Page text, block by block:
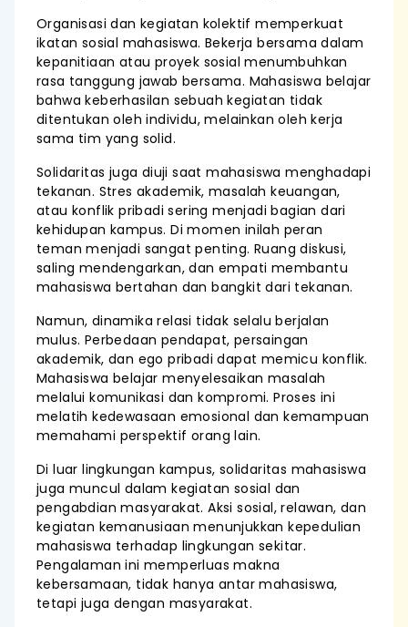
Organisasi dan kegiatan kolektif memperkuat
ikatan sosial mahasiswa. Bekerja bersama dalam
kepanitiaan atau proyek sosial menumbuhkan
rasa tanggung jawab bersama. Mahasiswa belajar
bahwa keberhasilan sebuah kegiatan tidak
ditentukan oleh individu, melainkan oleh kerja
sama tim yang solid.
Solidaritas juga diuji saat mahasiswa menghadapi
tekanan. Stres akademik, masalah keuangan,
atau konflik pribadi sering menjadi bagian dari
kehidupan kampus. Di momen inilah peran
teman menjadi sangat penting. Ruang diskusi,
saling mendengarkan, dan empati membantu
mahasiswa bertahan dan bangkit dari tekanan.
Namun, dinamika relasi tidak selalu berjalan
mulus. Perbedaan pendapat, persaingan
akademik, dan ego pribadi dapat memicu konflik.
Mahasiswa belajar menyelesaikan masalah
melalui komunikasi dan kompromi. Proses ini
melatih kedewasaan emosional dan kemampuan
memahami perspektif orang lain.
Di luar lingkungan kampus, solidaritas mahasiswa
juga muncul dalam kegiatan sosial dan
pengabdian masyarakat. Aksi sosial, relawan, dan
kegiatan kemanusiaan menunjukkan kepedulian
mahasiswa terhadap lingkungan sekitar.
Pengalaman ini memperluas makna
kebersamaan, tidak hanya antar mahasiswa,
tetapi juga dengan masyarakat.